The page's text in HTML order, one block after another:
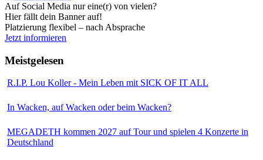
Auf Social Media nur eine(r) von vielen?
Hier fällt dein Banner auf!
Platzierung flexibel – nach Absprache
Jetzt informieren
Meistgelesen
R.I.P. Lou Koller - Mein Leben mit SICK OF IT ALL
In Wacken, auf Wacken oder beim Wacken?
MEGADETH kommen 2027 auf Tour und spielen 4 Konzerte in
Deutschland